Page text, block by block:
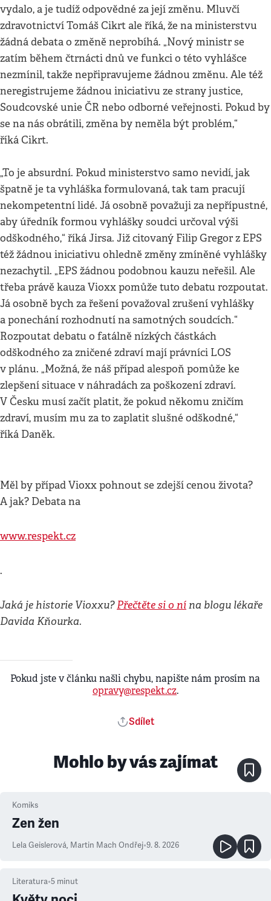
vydalo, a je tudíž odpovědné za její změnu. Mluvčí
zdravotnictví Tomáš Cikrt ale říká, že na ministerstvu
žádná debata o změně neprobíhá. „Nový ministr se
zatím během čtrnácti dnů ve funkci o této vyhlášce
nezmínil, takže nepřipravujeme žádnou změnu. Ale též
neregistrujeme žádnou iniciativu ze strany justice,
Soudcovské unie ČR nebo odborné veřejnosti. Pokud by
se na nás obrátili, změna by neměla být problém,“
říká Cikrt.
„To je absurdní. Pokud ministerstvo samo nevidí, jak
špatně je ta vyhláška formulovaná, tak tam pracují
nekompetentní lidé. Já osobně považuji za nepřípustné,
aby úředník formou vyhlášky soudci určoval výši
odškodného,“ říká Jirsa. Již citovaný Filip Gregor z EPS
též žádnou iniciativu ohledně změny zmíněné vyhlášky
nezachytil. „EPS žádnou podobnou kauzu neřešil. Ale
třeba právě kauza Vioxx pomůže tuto debatu rozpoutat.
Já osobně bych za řešení považoval zrušení vyhlášky
a ponechání rozhodnutí na samotných soudcích.“
Rozpoutat debatu o fatálně nízkých částkách
odškodného za zničené zdraví mají právníci LOS
v plánu. „Možná, že náš případ alespoň pomůže ke
zlepšení situace v náhradách za poškození zdraví.
V Česku musí začít platit, že pokud někomu zničím
zdraví, musím mu za to zaplatit slušné odškodné,“
říká Daněk.
Měl by případ Vioxx pohnout se zdejší cenou života?
A jak? Debata na
www.respekt.cz
.
Jaká je historie Vioxxu?Přečtěte si o nína blogu lékaře
Davida Kňourka.
Pokud jste v článku našli chybu, napište nám prosím na
opravy@respekt.cz.
Sdílet
Mohlo by vás zajímat
Komiks
Zen žen
Lela Geislerová, Martin Mach Ondřej•9. 8. 2026
Literatura•5 minut